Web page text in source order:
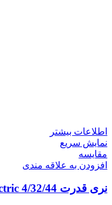
اطلاعات بیشتر
نمایش سریع
مقايسه
افزودن به علاقه مندی
نری قدرت 4/32/44 TP Electric